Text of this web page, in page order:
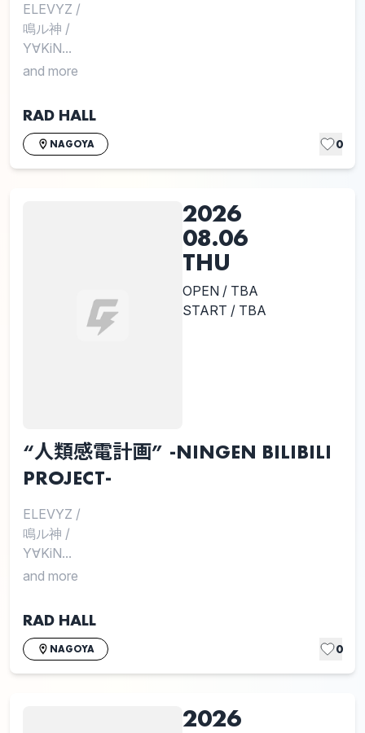
ELEVYZ /
鳴ル神 /
Y∀KiN...
and more
RAD HALL
NAGOYA 0
2026
08.06
THU
OPEN / TBA
START / TBA
“人類感電計画” -NINGEN BILIBILI
PROJECT-
ELEVYZ /
鳴ル神 /
Y∀KiN...
and more
RAD HALL
NAGOYA 0
2026